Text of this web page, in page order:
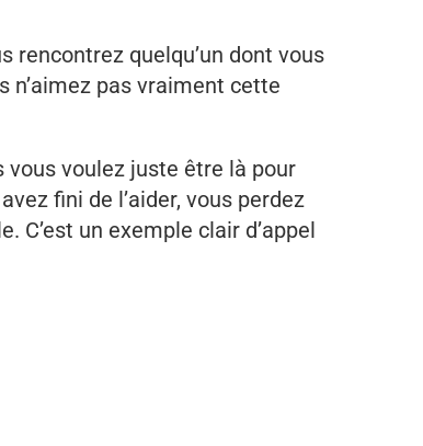
rencontrez quelqu’un dont vous
n’aimez pas vraiment cette
vous voulez juste être là pour
fini de l’aider, vous perdez
C’est un exemple clair d’appel